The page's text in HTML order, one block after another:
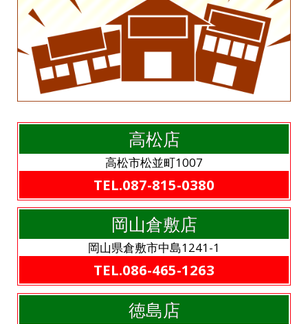
高松店
高松市松並町1007
TEL.087-815-0380
岡山倉敷店
岡山県倉敷市中島1241-1
TEL.086-465-1263
徳島店